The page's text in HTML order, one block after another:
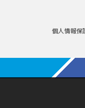
個人情報保